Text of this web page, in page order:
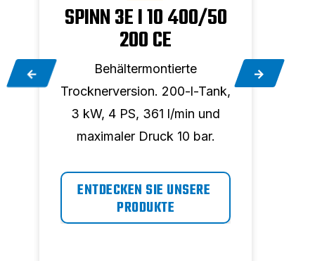
SPINN 3E I 10 400/50
200 CE
Behältermontierte
Trocknerversion. 200-l-Tank,
3 kW, 4 PS, 361 l/min und
maximaler Druck 10 bar.
ENTDECKEN SIE UNSERE
PRODUKTE